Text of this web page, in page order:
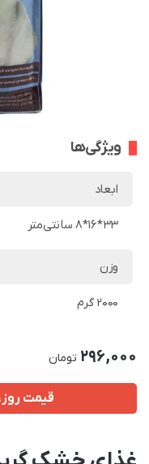
ویژگی‌ها
ابعاد
33*16*8 سانتی‌متر
وزن
2000 گرم
296,000 تومان
قیمت